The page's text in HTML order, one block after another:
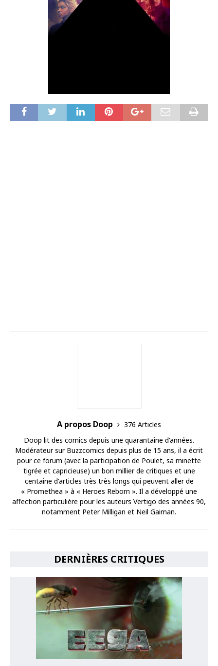
A propos Doop
376 Articles
Doop lit des comics depuis une quarantaine d'années.
Modérateur sur Buzzcomics depuis plus de 15 ans, il a écrit
pour ce forum (avec la participation de Poulet, sa minette
tigrée et capricieuse) un bon millier de critiques et une
centaine d'articles très très longs qui peuvent aller de
« Promethea » à « Heroes Reborn ». Il a développé une
affection particulière pour les auteurs Vertigo des années 90,
notamment Peter Milligan et Neil Gaiman.
DERNIÈRES CRITIQUES